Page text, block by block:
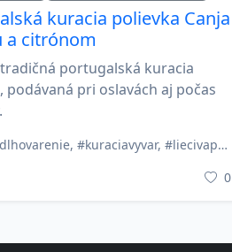
kuracia polievka Canja
a citrónom
tradičná portugalská kuracia
podávaná pri oslavách aj počas
#canja, #dlhovarenie, #kuraciavyvar, #liecivapolievka, #portugalskakuchyna, #ryza
0